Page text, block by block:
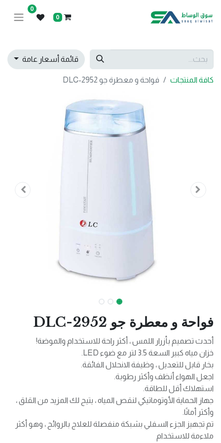
0
0
قائمة أسعار عامة
كافة المنتجات فواحة و معطرة جو DLC-2952
فواحة و معطرة جو DLC-2952
أحدث تصميم بأزرار اللمس ، أكثر راحة للاستخدام والموضة!
خزان مياه كبير السعة 3.5 لتر مع ضوء LED.
بخار قابل للتعديل ، وظيفة الانحلال الفائقة.
اجعل الهواء أنظف وأكثر رطوبة.
استهلاك أقل للطاقة.
جهاز الحماية الأوتوماتيكي لنقص المياه ، يتيح لك المزيد من القلق ،
وأكثر أمانًا.
تم تجهيز الجزء السفلي بشبكة منفصلة للعلاج بالروائح ، وهو أكثر
ملاءمة للاستخدام